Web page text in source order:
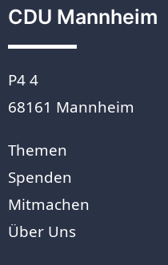
CDU Mannheim
P4 4
68161 Mannheim
Themen
Spenden
Mitmachen
Über Uns